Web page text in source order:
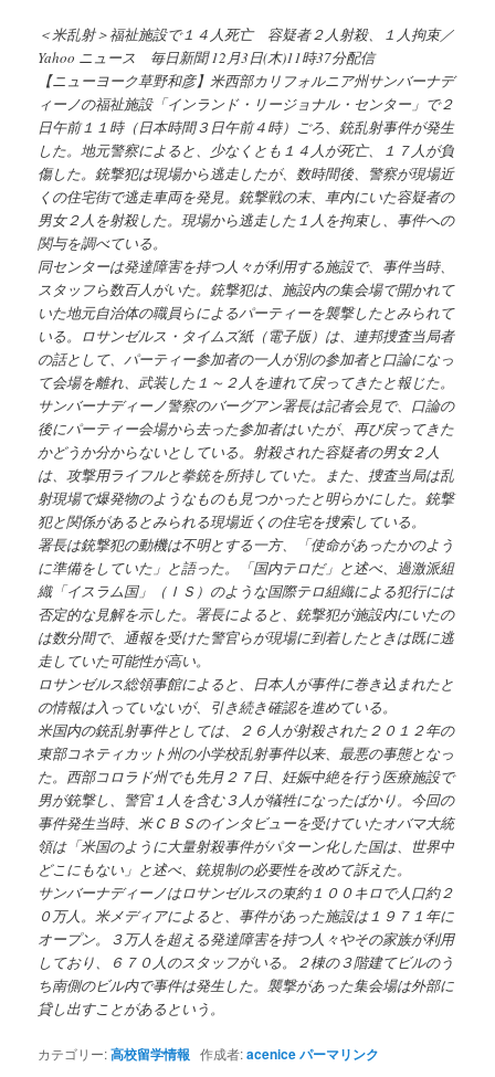
＜米乱射＞福祉施設で１４人死亡 容疑者２人射殺、１人拘束／
Yahoo ニュース 毎日新聞 12月3日(木)11時37分配信
【ニューヨーク草野和彦】米西部カリフォルニア州サンバーナデ
ィーノの福祉施設「インランド・リージョナル・センター」で２
日午前１１時（日本時間３日午前４時）ごろ、銃乱射事件が発生
した。地元警察によると、少なくとも１４人が死亡、１７人が負
傷した。銃撃犯は現場から逃走したが、数時間後、警察が現場近
くの住宅街で逃走車両を発見。銃撃戦の末、車内にいた容疑者の
男女２人を射殺した。現場から逃走した１人を拘束し、事件への
関与を調べている。
同センターは発達障害を持つ人々が利用する施設で、事件当時、
スタッフら数百人がいた。銃撃犯は、施設内の集会場で開かれて
いた地元自治体の職員らによるパーティーを襲撃したとみられて
いる。ロサンゼルス・タイムズ紙（電子版）は、連邦捜査当局者
の話として、パーティー参加者の一人が別の参加者と口論になっ
て会場を離れ、武装した１～２人を連れて戻ってきたと報じた。
サンバーナディーノ警察のバーグアン署長は記者会見で、口論の
後にパーティー会場から去った参加者はいたが、再び戻ってきた
かどうか分からないとしている。射殺された容疑者の男女２人
は、攻撃用ライフルと拳銃を所持していた。また、捜査当局は乱
射現場で爆発物のようなものも見つかったと明らかにした。銃撃
犯と関係があるとみられる現場近くの住宅を捜索している。
署長は銃撃犯の動機は不明とする一方、「使命があったかのよう
に準備をしていた」と語った。「国内テロだ」と述べ、過激派組
織「イスラム国」（ＩＳ）のような国際テロ組織による犯行には
否定的な見解を示した。署長によると、銃撃犯が施設内にいたの
は数分間で、通報を受けた警官らが現場に到着したときは既に逃
走していた可能性が高い。
ロサンゼルス総領事館によると、日本人が事件に巻き込まれたと
の情報は入っていないが、引き続き確認を進めている。
米国内の銃乱射事件としては、２６人が射殺された２０１２年の
東部コネティカット州の小学校乱射事件以来、最悪の事態となっ
た。西部コロラド州でも先月２７日、妊娠中絶を行う医療施設で
男が銃撃し、警官１人を含む３人が犠牲になったばかり。今回の
事件発生当時、米ＣＢＳのインタビューを受けていたオバマ大統
領は「米国のように大量射殺事件がパターン化した国は、世界中
どこにもない」と述べ、銃規制の必要性を改めて訴えた。
サンバーナディーノはロサンゼルスの東約１００キロで人口約２
０万人。米メディアによると、事件があった施設は１９７１年に
オープン。３万人を超える発達障害を持つ人々やその家族が利用
しており、６７０人のスタッフがいる。２棟の３階建てビルのう
ち南側のビル内で事件は発生した。襲撃があった集会場は外部に
貸し出すことがあるという。
カテゴリー:高校留学情報 作成者:aceniceパーマリンク